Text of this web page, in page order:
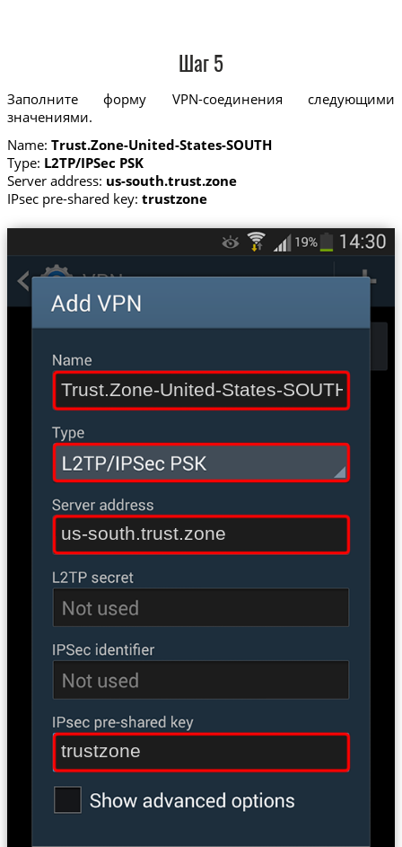
Шаг 5
Заполните форму VPN-соединения следующими
значениями.
Name: Trust.Zone-United-States-SOUTH
Type: L2TP/IPSec PSK
Server address: us-south.trust.zone
IPsec pre-shared key: trustzone
Trust.Zone-United-States-SOUTH
us-south.trust.zone
trustzone